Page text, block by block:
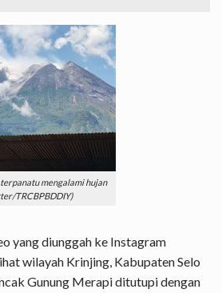
mengalami hujan
TRCBPBDDIY)
yang diunggah ke Instagram
wilayah Krinjing, Kabupaten Selo
Gunung Merapi ditutupi dengan